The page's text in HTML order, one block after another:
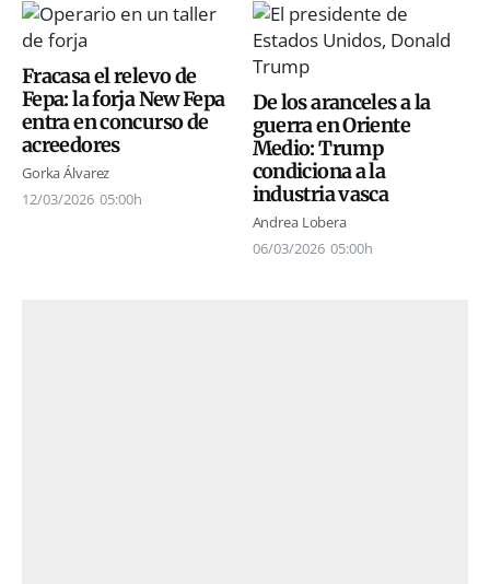
Fracasa el relevo de
Fepa: la forja New Fepa
entra en concurso de
acreedores
Gorka Álvarez
12/03/2026 05:00h
De los aranceles a la
guerra en Oriente
Medio: Trump
condiciona a la
industria vasca
Andrea Lobera
06/03/2026 05:00h